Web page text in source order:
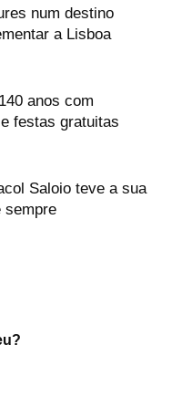
num destino
a Lisboa
anos com
festas gratuitas
Saloio teve a sua
sempre